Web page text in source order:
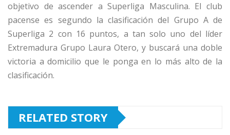
objetivo de ascender a Superliga Masculina. El club
pacense es segundo la clasificación del Grupo A de
Superliga 2 con 16 puntos, a tan solo uno del líder
Extremadura Grupo Laura Otero, y buscará una doble
victoria a domicilio que le ponga en lo más alto de la
clasificación.
RELATED STORY